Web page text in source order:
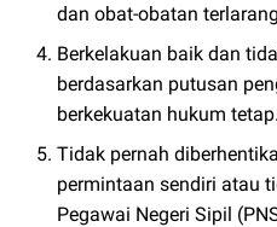
dan obat-obatan
Berkelakuan baik dan
berdasarkan putusan
berkekuatan hukum tetap.
Tidak pernah
permintaan sendiri atau
Pegawai Negeri Sipil